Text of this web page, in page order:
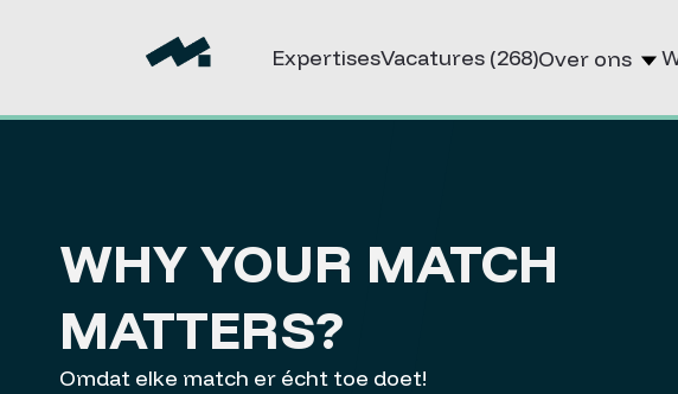
ExpertisesVacatures (268)Over ons
WHY YOUR MATCH
MATTERS?
Omdat elke match er écht toe doet!